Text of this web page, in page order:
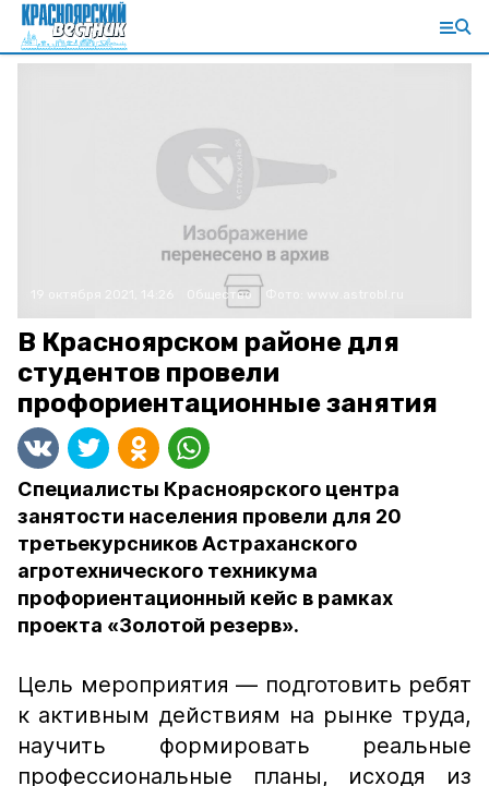
Общество
В Красноярском районе для
студентов провели
профориентационные занятия
Специалисты Красноярского центра
занятости населения провели для 20
третьекурсников Астраханского
агротехнического техникума
профориентационный кейс в рамках
проекта «Золотой резерв».
Цель мероприятия — подготовить ребят
к активным действиям на рынке труда,
научить формировать реальные
профессиональные планы, исходя из